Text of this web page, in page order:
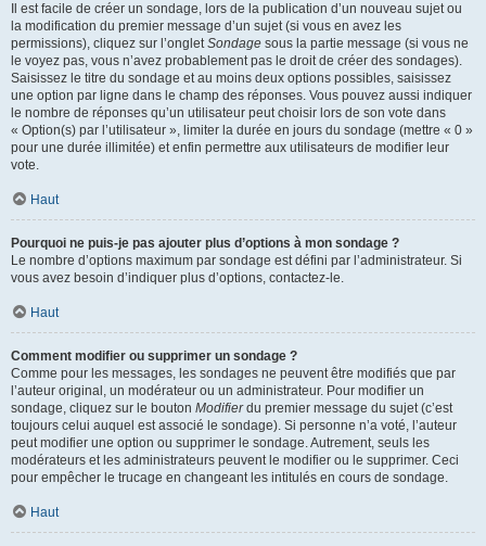
Il est facile de créer un sondage, lors de la publication d’un nouveau sujet ou
la modification du premier message d’un sujet (si vous en avez les
permissions), cliquez sur l’ongletSondage sous la partie message (si vous ne
le voyez pas, vous n’avez probablement pas le droit de créer des sondages).
Saisissez le titre du sondage et au moins deux options possibles, saisissez
une option par ligne dans le champ des réponses. Vous pouvez aussi indiquer
le nombre de réponses qu’un utilisateur peut choisir lors de son vote dans
« Option(s) par l’utilisateur », limiter la durée en jours du sondage (mettre « 0 »
pour une durée illimitée) et enfin permettre aux utilisateurs de modifier leur
vote.
Haut
Pourquoi ne puis-je pas ajouter plus d’options à mon sondage ?
Le nombre d’options maximum par sondage est défini par l’administrateur. Si
vous avez besoin d’indiquer plus d’options, contactez-le.
Haut
Comment modifier ou supprimer un sondage ?
Comme pour les messages, les sondages ne peuvent être modifiés que par
l’auteur original, un modérateur ou un administrateur. Pour modifier un
sondage, cliquez sur le bouton Modifierdu premier message du sujet (c’est
toujours celui auquel est associé le sondage). Si personne n’a voté, l’auteur
peut modifier une option ou supprimer le sondage. Autrement, seuls les
modérateurs et les administrateurs peuvent le modifier ou le supprimer. Ceci
pour empêcher le trucage en changeant les intitulés en cours de sondage.
Haut